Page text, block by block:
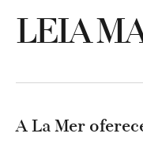
LEIA
A La Mer